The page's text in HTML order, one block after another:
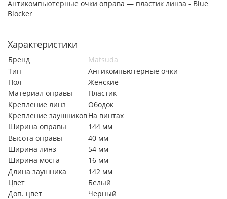
Антикомпьютерные очки оправа — пластик линза - Blue
Blocker
Характеристики
Бренд
Matsuda
Тип
Антикомпьютерные очки
Пол
Женские
Материал оправы
Пластик
Крепление линз
Ободок
Крепление заушниковНа винтах
Ширина оправы
144 мм
Высота оправы
40 мм
Ширина линз
54 мм
Ширина моста
16 мм
Длина заушника
142 мм
Цвет
Белый
Доп. цвет
Черный